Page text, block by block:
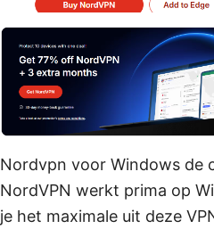
Nordvpn voor Windows de
NordVPN werkt prima op
je het maximale uit deze